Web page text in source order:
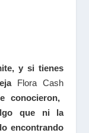
y si tienes
Flora Cash
conocieron,
que ni la
encontrando